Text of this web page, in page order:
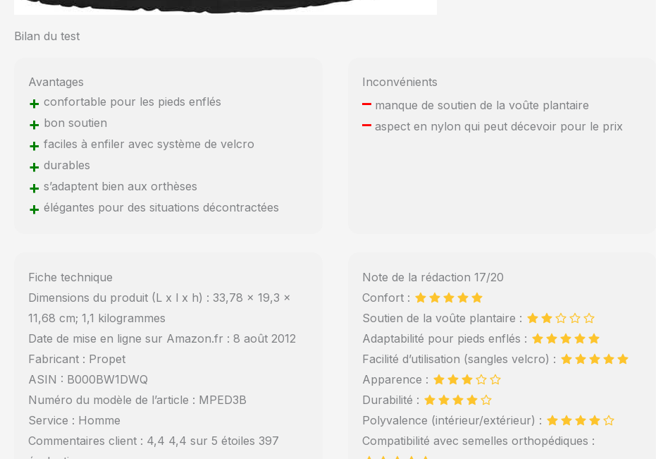
Bilan du test
Avantages
+ confortable pour les pieds enflés
+ bon soutien
+ faciles à enfiler avec système de velcro
+ durables
+ s’adaptent bien aux orthèses
+ élégantes pour des situations décontractées
Inconvénients
– manque de soutien de la voûte plantaire
– aspect en nylon qui peut décevoir pour le prix
Fiche technique
Dimensions du produit (L x l x h) : 33,78 x 19,3 x
11,68 cm; 1,1 kilogrammes
Date de mise en ligne sur Amazon.fr : 8 août 2012
Fabricant : Propet
ASIN : B000BW1DWQ
Numéro du modèle de l’article : MPED3B
Service : Homme
Commentaires client : 4,4 4,4 sur 5 étoiles 397
Note de la rédaction 17/20
Confort :
Soutien de la voûte plantaire :
Adaptabilité pour pieds enflés :
Facilité d’utilisation (sangles velcro) :
Apparence :
Durabilité :
Polyvalence (intérieur/extérieur) :
Compatibilité avec semelles orthopédiques :